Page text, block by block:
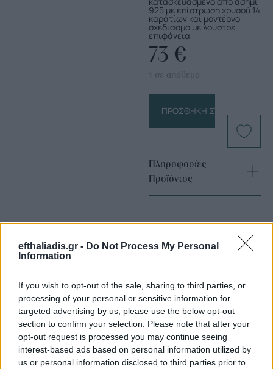
efthaliadis.gr - Do Not Process My Personal
Information
If you wish to opt-out of the sale, sharing to third parties, or
processing of your personal or sensitive information for
targeted advertising by us, please use the below opt-out
section to confirm your selection. Please note that after your
opt-out request is processed you may continue seeing
interest-based ads based on personal information utilized by
us or personal information disclosed to third parties prior to
925 με επίστρωση χρυσού 14
καρατίων και μοντέρνο
σχεδιασμό με λουστρέ
επιφάνεια
73 €
1 σε απόθεμα
ΠΡΟΣΘΉΚΗ ΣΤΟ ΚΑΛΆΘΙ
Πληροφορίες
Προϊόντος
Επιλογές Που Ταιριάζουν
Ανακαλύψτε τα κοσμήματα που αγαπήθηκαν περισσότερο!
Εδώ θα βρείτε τις κορυφαίες επιλογές που ξεχωρίζουν για
το μοναδικό τους στυλ και την εξαιρετική τους ποιότητα.